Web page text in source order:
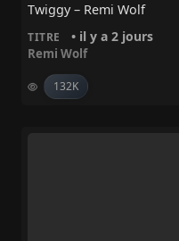
Twiggy – Remi Wolf
TITRE • il y a 2 jours
Remi Wolf
132K